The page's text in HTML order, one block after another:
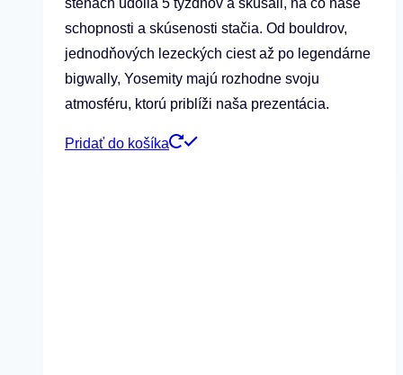
stenách údolia 5 týždňov a skúšali, na čo naše
schopnosti a skúsenosti stačia. Od bouldrov,
jednodňových lezeckých ciest až po legendárne
bigwally, Yosemity majú rozhodne svoju
atmosféru, ktorú priblíži naša prezentácia.
Pridať do košíka